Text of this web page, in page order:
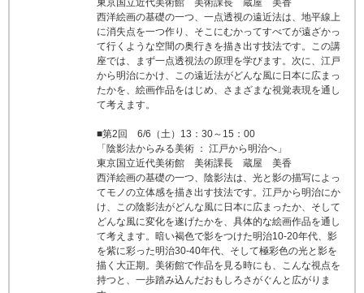
東京国立近代美術館 美術課長 蔵屋 美香
西洋絵画の基礎の一つ、一点透視の遠近法は、地平線上
に消失点を一つ作り、そこにむかってすべてが遠ざかっ
て行くような空間の奥行きを描き出す技法です。この講
座では、まず一点透視法の原理を学びます。次に、江戸
から明治にかけ、この遠近法がどんな風に日本に広まっ
たかを、絵画作品をはじめ、さまざまな視覚表現を通し
て考えます。
■第2回 6/6（土）13：30～15：00
「陰影法からみる美術 ： 江戸から明治へ 」
東京国立近代美術館 美術課長 蔵屋 美香
西洋絵画の基礎の一つ、陰影法は、光と影の描写によっ
てモノの立体感を描き出す技法です。江戸から明治にか
け、この陰影法がどんな風に日本に広まったか、そして
どんな風に変化を遂げたかを、具体的な絵画作品を通し
て考えます。暗い褐色で影をつけた明治10-20年代、影
を紫に彩った明治30-40年代、そして極彩色の光と影を
描く大正期。美術館で作品を見る時にも、こんな視点を
持つと、一歩踏み込んだおもしろさがぐんと広がりま